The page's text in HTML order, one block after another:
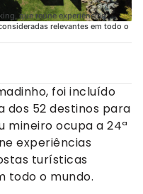
que reúne experiências
relevantes em todo o
foi incluído
dos 52 destinos para
mineiro ocupa a 24ª
experiências
turísticas
todo o mundo.